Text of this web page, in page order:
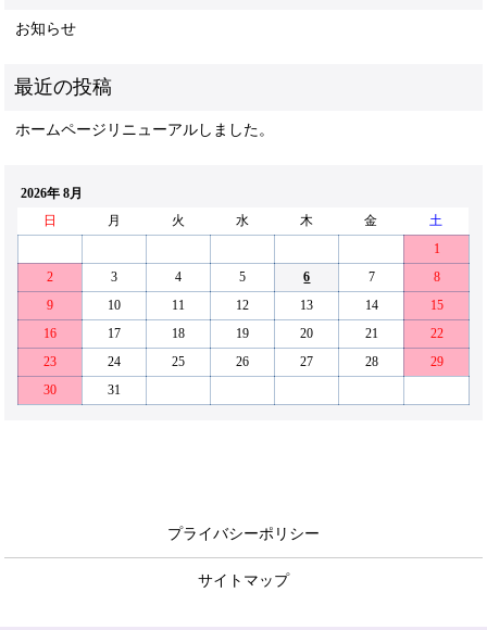
お知らせ
ホームページリニューアルしました。
2026年 8月
日
月 火 水 木 金
土
1
2
3 4 5 6 7
8
9
10 11 12 13 14
15
16
17 18 19 20 21
22
23
24 25 26 27 28
29
30
31
プライバシーポリシー
サイトマップ